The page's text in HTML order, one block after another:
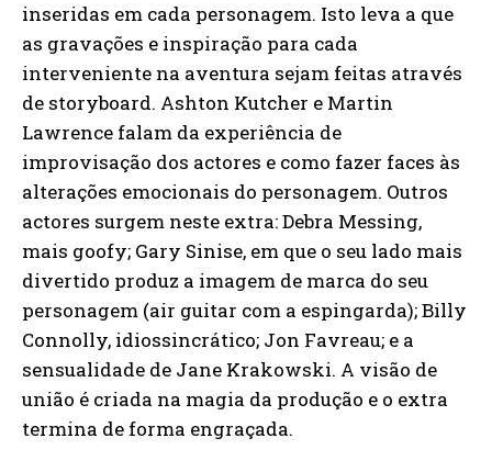
inseridas em cada personagem. Isto leva a que
as gravações e inspiração para cada
interveniente na aventura sejam feitas através
de storyboard. Ashton Kutcher e Martin
Lawrence falam da experiência de
improvisação dos actores e como fazer faces às
alterações emocionais do personagem. Outros
actores surgem neste extra: Debra Messing,
mais goofy; Gary Sinise, em que o seu lado mais
divertido produz a imagem de marca do seu
personagem (air guitar com a espingarda); Billy
Connolly, idiossincrático; Jon Favreau; e a
sensualidade de Jane Krakowski. A visão de
união é criada na magia da produção e o extra
termina de forma engraçada.